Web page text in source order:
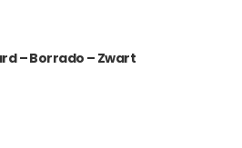
– Borrado – Zwart